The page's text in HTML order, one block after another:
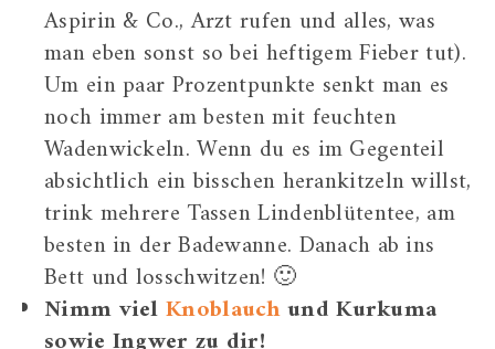
Aspirin & Co., Arzt rufen und alles, was
man eben sonst so bei heftigem Fieber tut).
Um ein paar Prozentpunkte senkt man es
noch immer am besten mit feuchten
Wadenwickeln. Wenn du es im Gegenteil
absichtlich ein bisschen herankitzeln willst,
trink mehrere Tassen Lindenblütentee, am
besten in der Badewanne. Danach ab ins
Bett und losschwitzen! 🙂
Nimm vielKnoblauchund Kurkuma